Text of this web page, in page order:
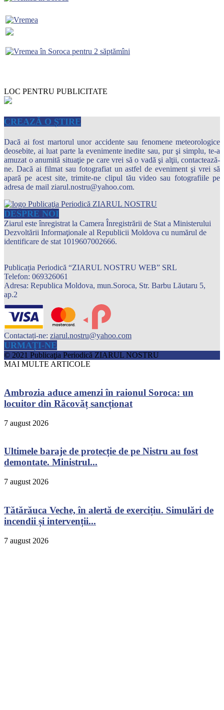
LOC PENTRU PUBLICITATE
CREAZĂ O ȘTIRE
Dacă ai fost martorul unor accidente sau fenomene meteorologice
deosebite, ai luat parte la evenimente inedite sau, pur şi simplu, te-a
amuzat o anumită situaţie pe care vrei să o vadă şi alţii, contactează-
ne. Dacă ai filmat sau fotografiat un astfel de eveniment şi vrei să
apară pe acest site, trimite-ne clipul tău video sau fotografiile pe
adresa de mail ziarul.nostru@yahoo.com.
DESPRE NOI
Ziarul este înregistrat la Camera Înregistrării de Stat a Ministerului
Dezvoltării Informaţionale al Republicii Moldova cu numărul de
identificare de stat 1019607002666.
Publicația Periodică “ZIARUL NOSTRU WEB” SRL
Telefon: 069326061
Adresa: Republica Moldova, mun.Soroca, Str. Barbu Lăutaru 5,
ap.2
Contactați-ne: ziarul.nostru@yahoo.com
URMAȚI-NE
© 2021 Publicaţia Periodică ZIARUL NOSTRU
MAI MULTE ARTICOLE
Ambrozia aduce amenzi în raionul Soroca: un
locuitor din Răcovăț sancționat
7 august 2026
Ultimele baraje de protecție de pe Nistru au fost
demontate. Ministrul...
7 august 2026
Tătărăuca Veche, în alertă de exercițiu. Simulări de
incendii și intervenții...
7 august 2026